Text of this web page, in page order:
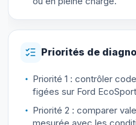
Priorités de
Priorité 1 : contrôler
figées sur Ford
Priorité 2 : comparer